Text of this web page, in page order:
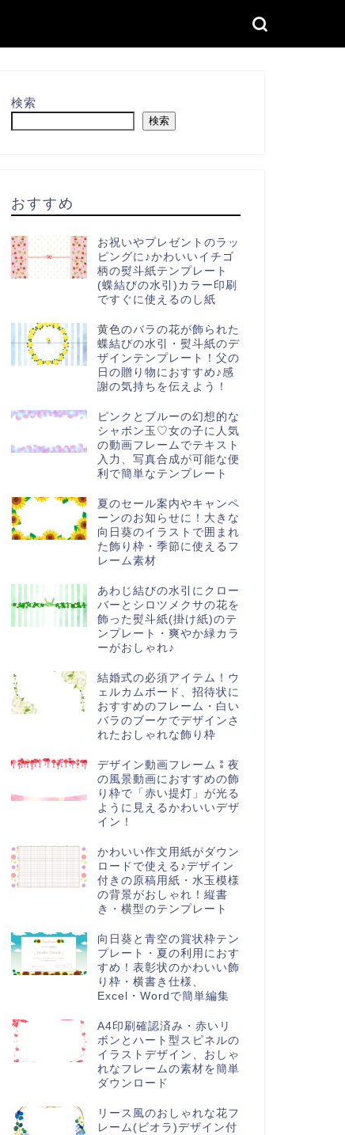
検索
検索
おすすめ
お祝いやプレゼントのラッ
ピングに♪かわいいイチゴ
柄の熨斗紙テンプレート
(蝶結びの水引)カラー印刷
ですぐに使えるのし紙
黄色のバラの花が飾られた
蝶結びの水引・熨斗紙のデ
ザインテンプレート！父の
日の贈り物におすすめ♪感
謝の気持ちを伝えよう！
ピンクとブルーの幻想的な
シャボン玉♡女の子に人気
の動画フレームでテキスト
入力、写真合成が可能な便
利で簡単なテンプレート
夏のセール案内やキャンペ
ーンのお知らせに！大きな
向日葵のイラストで囲まれ
た飾り枠・季節に使えるフ
レーム素材
あわじ結びの水引にクロー
バーとシロツメクサの花を
飾った熨斗紙(掛け紙)のテ
ンプレート・爽やか緑カラ
ーがおしゃれ♪
結婚式の必須アイテム！ウ
ェルカムボード、招待状に
おすすめのフレーム・白い
バラのブーケでデザインさ
れたおしゃれな飾り枠
デザイン動画フレーム⁑夜
の風景動画におすすめの飾
り枠で「赤い提灯」が光る
ように見えるかわいいデザ
イン！
かわいい作文用紙がダウン
ロードで使える♪デザイン
付きの原稿用紙・水玉模様
の背景がおしゃれ！縦書
き・横型のテンプレート
向日葵と青空の賞状枠テン
プレート・夏の利用におす
すめ！表彰状のかわいい飾
り枠・横書き仕様、
Excel・Wordで簡単編集
A4印刷確認済み・赤いリ
ボンとハート型スピネルの
イラストデザイン、おしゃ
れなフレームの素材を簡単
ダウンロード
リース風のおしゃれな花フ
レーム(ビオラ)デザイン付